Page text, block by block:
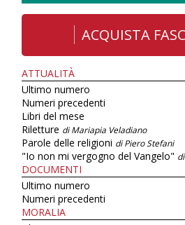
ACQUISTA
ATTUALITÀ
Ultimo numero
Numeri precedenti
Libri del mese
Riletture di Mariapia Veladiano
Parole delle religioni di Piero Stefani
"Io non mi vergogno del Vangelo"
DOCUMENTI
Ultimo numero
Numeri precedenti
MORALIA